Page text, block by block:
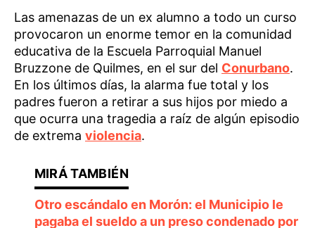
Las amenazas de un ex alumno a todo un curso
provocaron un enorme temor en la comunidad
educativa de la Escuela Parroquial Manuel
Bruzzone de Quilmes, en el sur del Conurbano.
En los últimos días, la alarma fue total y los
padres fueron a retirar a sus hijos por miedo a
que ocurra una tragedia a raíz de algún episodio
de extrema violencia.
Otro escándalo en Morón: el Municipio le
pagaba el sueldo a un preso condenado por